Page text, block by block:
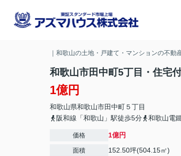
｜和歌山の土地・戸建て・マンションの不動
和歌山市田中町5丁目・住宅
1億円
和歌山県和歌山市田中町５丁目
阪和線「和歌山」駅徒歩5分
和歌山電
価格 1億円
面積 152.50坪(504.15㎡)